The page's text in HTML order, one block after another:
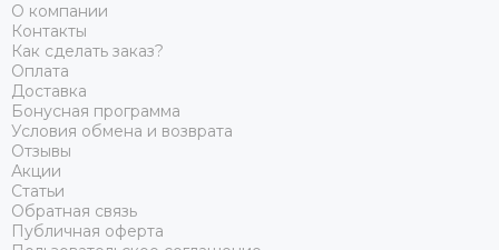
О компании
Контакты
Как сделать заказ?
Оплата
Доставка
Бонусная программа
Условия обмена и возврата
Отзывы
Акции
Статьи
Обратная связь
Публичная оферта